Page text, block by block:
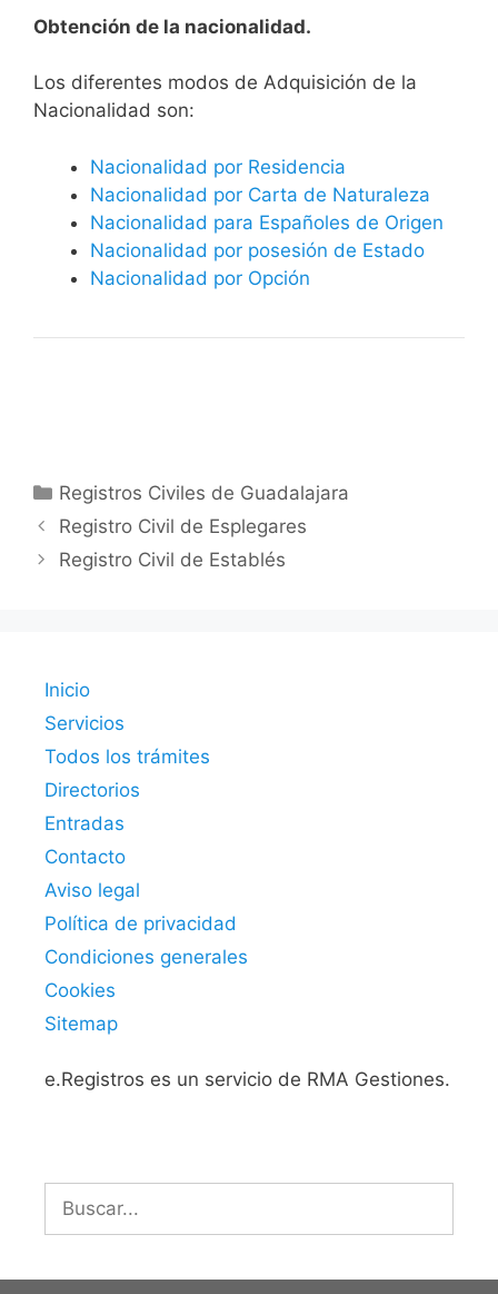
Obtención de la nacionalidad.
​​​Los diferentes modos de Adquisición de la
Nacionalidad son:
Nacionalidad por Residencia
Nacionalidad por Carta de Naturaleza
Nacionalidad para Españoles de Origen
Nacionalidad por posesión de Estado
Nacionalidad por Opción
Categorías
Registros Civiles de Guadalajara
Registro Civil de Esplegares
Registro Civil de Establés
Inicio
Servicios
Todos los trámites
Directorios
Entradas
Contacto
Aviso legal
Política de privacidad
Condiciones generales
Cookies
Sitemap
e.Registros es un servicio de RMA Gestiones.
Buscar: